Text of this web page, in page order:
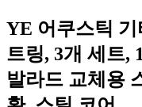
YE 어쿠스틱
트링, 3개 세트,
발라드 교체용